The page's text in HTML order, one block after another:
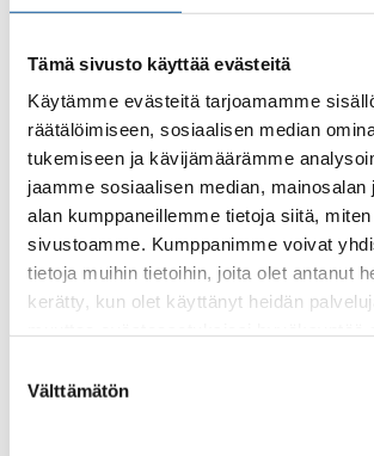
Tämä sivusto käyttää evästeitä
Käytämme evästeitä tarjoamamme
räätälöimiseen, sosiaalisen median
tukemiseen ja kävijämäärämme
jaamme sosiaalisen median, mainosalan
alan kumppaneillemme tietoja siitä,
sivustoamme. Kumppanimme voivat
tietoja muihin tietoihin, joita olet antanut
kerätty, kun olet käyttänyt heidän
valinta
Välttämätön
kan beviljas ekonomiskt stöd om den
förutsätter annat stöd.
Arbetsförmedlingstjänster för
att publicera arbetsplatser, förmedla
lediga arbetsplatser, söka upp och
arbetssökande kandidater samt ordna
rekryteringstillfällen.
Gör så här